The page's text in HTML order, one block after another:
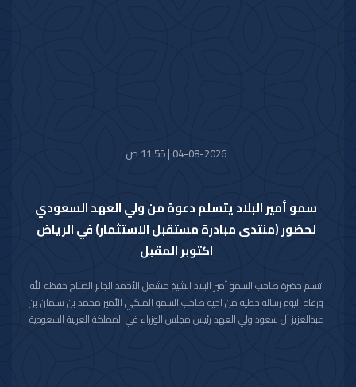
04-08-2026 | 11:55 ص
سمو أمير البلاد يتسلم دعوة من ولي العهد السعودي
لحضور (منتدى مبادرة مستقبل الاستثمار) في الرياض
اكتوبر المقبل
تسلم حضرة صاحب السمو أمير البلاد الشيخ مشعل الأحمد الجابر الصباح حفظه الله
ورعاه اليوم رسالة خطية من اخيه صاحب السمو الملكي الأمير محمد بن سلمان بن
عبدالعزيز آل سعود ولي العهد رئيس مجلس الوزراء في المملكة العربية السعودية